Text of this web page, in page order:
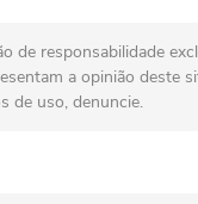
de responsabilidade
a opinião deste
de uso, denuncie.